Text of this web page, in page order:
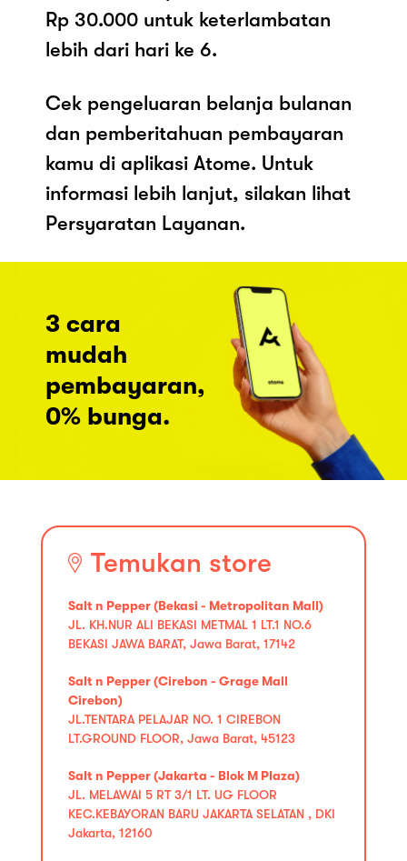
Rp 30.000 untuk keterlambatan
lebih dari hari ke 6.
Cek pengeluaran belanja bulanan
dan pemberitahuan pembayaran
kamu di aplikasi Atome. Untuk
informasi lebih lanjut, silakan lihat
Persyaratan Layanan.
3 cara
mudah
pembayaran,
0% bunga.
Temukan store
Salt n Pepper (Bekasi - Metropolitan Mall)
JL. KH.NUR ALI BEKASI METMAL 1 LT.1 NO.6
BEKASI JAWA BARAT, Jawa Barat, 17142
Salt n Pepper (Cirebon - Grage Mall
Cirebon)
JL.TENTARA PELAJAR NO. 1 CIREBON
LT.GROUND FLOOR, Jawa Barat, 45123
Salt n Pepper (Jakarta - Blok M Plaza)
JL. MELAWAI 5 RT 3/1 LT. UG FLOOR
KEC.KEBAYORAN BARU JAKARTA SELATAN , DKI
Jakarta, 12160